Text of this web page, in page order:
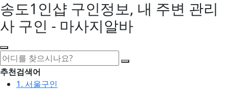
송도1인샵 구인정보, 내 주변 관리
사 구인 - 마사지알바
추천검색어
1. 서울구인